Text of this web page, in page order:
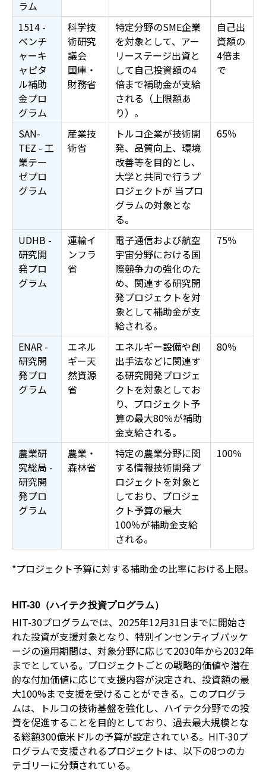
ラム
1514 -
ベンチ
ャーキ
ャピタ
ル補助
金プロ
グラム
科学技
術研究
議会
国庫・
財務省
特定分野のSME企業
を対象として、アー
リーステージ出資と
して自己投資額の4
倍まで補助金が支給
される（上限額あ
り）。
自己出
資額の
4倍ま
で
SAN-
TEZ - 工
業テー
ゼプロ
グラム
産業技
術省
トルコ企業が技術開
発、品質向上、環境
改善等を目的とし、
大学と共同で行うプ
ロジェクトが 当プロ
グラムの対象とな
る。
65％
UDHB -
研究開
発プロ
グラム
運輸イ
ンフラ
省
電子通信および航空
宇宙分野における国
際競争力の強化のた
め、関連する研究開
発プロジェクトを対
象として補助金が支
給される。
75％
ENAR -
研究開
発プロ
グラム
エネル
ギー天
然資源
省
エネルギー設備や創
出手法などに関連す
る研究開発プロジェ
クトを対象としてお
り、プロジェクト予
算の最大80％が補助
金支給される。
80％
農業研
究総局 -
研究開
発プロ
グラム
農業・
森林省
特定の農業分野に関
する情報技術開発プ
ロジェクトを対象と
しており、プロジェ
クト予算の最大
100％が補助金支給
される。
100％
*プロジェクト予算に対する補助金の比率における上限。
HIT-30（ハイテク投資プログラム）
HIT-30プログラムでは、2025年12月31日までに開始さ
れた投資が支援対象となり、特別インセンティブパッケ
ージの適用期間は、対象分野に応じて2030年から2032年
までとしている。プロジェクトごとの戦略的価値や潜在
的な付加価値に応じて支援内容が決定され、投資額の最
大100%まで支援を受けることができる。このプログラ
ムは、トルコの技術基盤を強化し、ハイテク分野での投
資を促進することを目的としており、過去最大規模とな
る総額300億米ドルの予算が設定されている。HIT-30プ
ログラムで支援されるプロジェクトは、以下の8つのカ
テゴリーに分類されている。